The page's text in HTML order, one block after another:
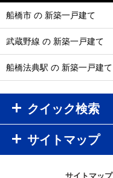
船橋市 の 新築一戸建て
武蔵野線 の 新築一戸建て
船橋法典駅 の 新築一戸建て
クイック検索
サイトマップ
サイトマップ